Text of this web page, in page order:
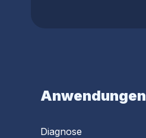
Anwendungen
Diagnose